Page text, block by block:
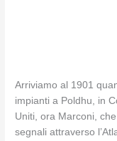
Arriviamo al 1901
impianti a Poldhu, in
Uniti, ora Marconi,
segnali attraverso